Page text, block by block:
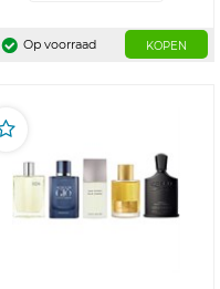
Op voorraad KOPEN